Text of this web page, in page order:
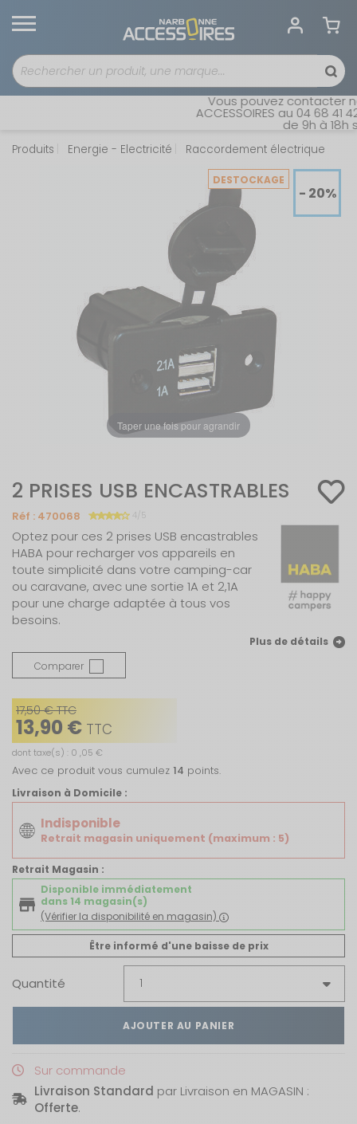
Vous pouvez contacter
ACCESSOIRES au 04 68 41
de 9h à 18h
Produits Energie - Electricité Raccordement électrique
DESTOCKAGE
- 20%
Taper une fois pour agrandir
2 PRISES USB ENCASTRABLES
Réf : 470068 4/5
Optez pour ces 2 prises USB encastrables
HABA pour recharger vos appareils en
toute simplicité dans votre camping-car
ou caravane, avec une sortie 1A et 2,1A
pour une charge adaptée à tous vos
besoins.
Plus de détails
Comparer
17,50 € TTC
13,90 € TTC
dont taxe(s) : 0 ,05 €
Avec ce produit vous cumulez 14 points.
Livraison à Domicile :
Indisponible
Retrait magasin uniquement (maximum : 5)
Retrait Magasin :
Disponible immédiatement
dans 14 magasin(s)
(Vérifier la disponibilité en magasin)
Être informé d'une baisse de prix
Quantité
AJOUTER AU PANIER
Sur commande
Livraison Standard par Livraison en MAGASIN :
Offerte.